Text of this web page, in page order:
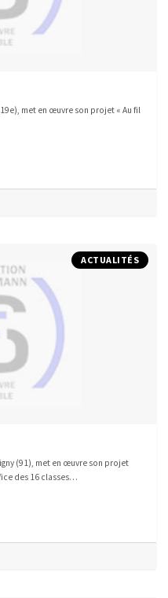
met en œuvre son projet « Au fil
ACTUALITÉS
(91), met en œuvre son projet
des 16 classes…